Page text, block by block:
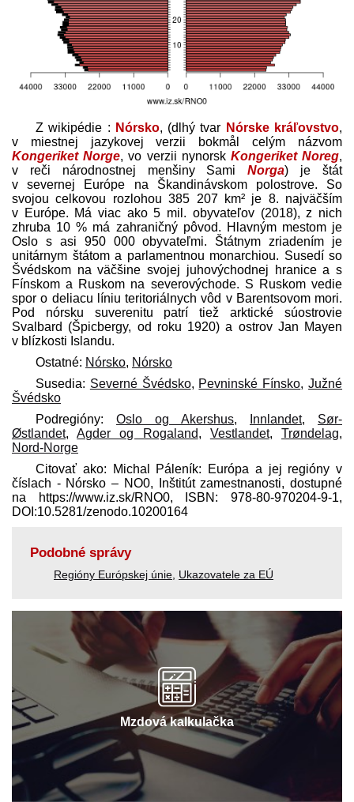
Z wikipédie : Nórsko, (dlhý tvar Nórske kráľovstvo,
v miestnej jazykovej verzii bokmål celým názvom
Kongeriket Norge, vo verzii nynorsk Kongeriket Noreg,
v reči národnostnej menšiny SamiNorga) je štát
v severnej Európe na Škandinávskom polostrove. So
svojou celkovou rozlohou 385 207 km² je 8. najväčším
v Európe. Má viac ako 5 mil. obyvateľov (2018), z nich
zhruba 10 % má zahraničný pôvod. Hlavným mestom je
Oslo s asi 950 000 obyvateľmi. Štátnym zriadením je
unitárnym štátom a parlamentnou monarchiou. Susedí so
Švédskom na väčšine svojej juhovýchodnej hranice a s
Fínskom a Ruskom na severovýchode. S Ruskom vedie
spor o deliacu líniu teritoriálnych vôd v Barentsovom mori.
Pod nórsku suverenitu patrí tiež arktické súostrovie
Svalbard (Špicbergy, od roku 1920) a ostrov Jan Mayen
v blízkosti Islandu.
Ostatné: Nórsko, Nórsko
Susedia: Severné Švédsko, Pevninské Fínsko,Južné
Švédsko
Podregióny: Oslo og Akershus, Innlandet, Sør-
Østlandet,Agder og Rogaland, Vestlandet,Trøndelag,
Nord-Norge
Citovať ako: Michal Páleník: Európa a jej regióny v
číslach - Nórsko – NO0, Inštitút zamestnanosti, dostupné
na https://www.iz.sk/​RNO0, ISBN: 978-80-970204-9-1,
DOI:10.5281/zenodo.10200164
Podobné správy
Regióny Európskej únie Ukazovatele za EÚ
Mzdová kalkulačka